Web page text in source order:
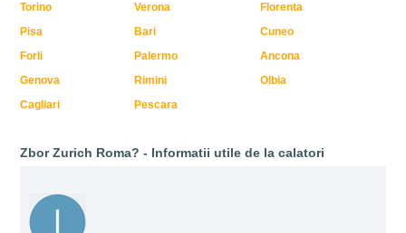
Torino
Verona
Florenta
Pisa
Bari
Cuneo
Forli
Palermo
Ancona
Genova
Rimini
Olbia
Cagliari
Pescara
Zbor Zurich Roma? - Informatii utile de la calatori